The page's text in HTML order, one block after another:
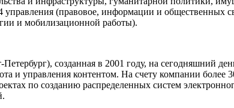
управления (правовое, информации и
и мобилизационной работы).
созданная в 2001 году, на сегодняшний
и управления контентом. На счету компании более
по созданию распределенных систем